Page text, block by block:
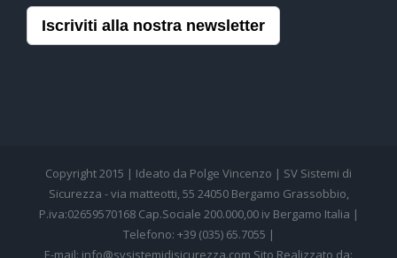
Iscriviti alla nostra newsletter
Copyright 2015 | Ideato da Polge Vincenzo | SV Sistemi di
Sicurezza - via matteotti, 55 24050 Bergamo Grassobbio,
P.iva:02659570168 Cap.Sociale 200.000,00 iv Bergamo Italia |
Telefono: +39 (035) 65.7055 |
E-mail: info@svsistemidisicurezza.com Sito Realizzato da: